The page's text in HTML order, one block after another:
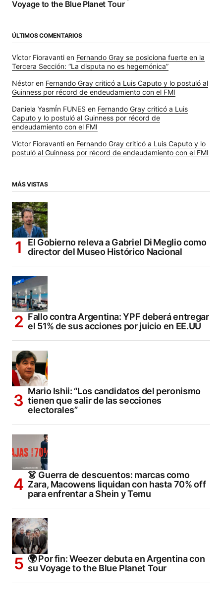
Voyage to the Blue Planet Tour
ÚLTIMOS COMENTARIOS
Víctor Fioravanti en Fernando Gray se posiciona fuerte en la
Tercera Sección: “La disputa no es hegemónica”
Néstor en Fernando Gray criticó a Luis Caputo y lo postuló al
Guinness por récord de endeudamiento con el FMI
Daniela YasmÍn FUNES en Fernando Gray criticó a Luis
Caputo y lo postuló al Guinness por récord de
endeudamiento con el FMI
Víctor Fioravanti en Fernando Gray criticó a Luis Caputo y lo
postuló al Guinness por récord de endeudamiento con el FMI
MÁS VISTAS
El Gobierno releva a Gabriel Di Meglio como
director del Museo Histórico Nacional
Fallo contra Argentina: YPF deberá entregar
el 51% de sus acciones por juicio en EE.UU
Mario Ishii: “Los candidatos del peronismo
tienen que salir de las secciones
electorales”
👗 Guerra de descuentos: marcas como
Zara, Macowens liquidan con hasta 70% off
para enfrentar a Shein y Temu
🌍 Por fin: Weezer debuta en Argentina con
su Voyage to the Blue Planet Tour